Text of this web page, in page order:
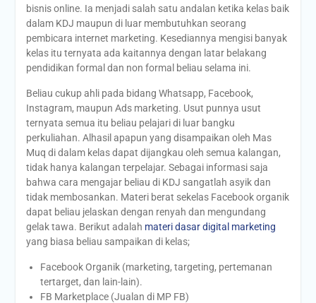
bisnis online. Ia menjadi salah satu andalan ketika kelas baik
dalam KDJ maupun di luar membutuhkan seorang
pembicara internet marketing. Kesediannya mengisi banyak
kelas itu ternyata ada kaitannya dengan latar belakang
pendidikan formal dan non formal beliau selama ini.
Beliau cukup ahli pada bidang Whatsapp, Facebook,
Instagram, maupun Ads marketing. Usut punnya usut
ternyata semua itu beliau pelajari di luar bangku
perkuliahan. Alhasil apapun yang disampaikan oleh Mas
Muq di dalam kelas dapat dijangkau oleh semua kalangan,
tidak hanya kalangan terpelajar. Sebagai informasi saja
bahwa cara mengajar beliau di KDJ sangatlah asyik dan
tidak membosankan. Materi berat sekelas Facebook organik
dapat beliau jelaskan dengan renyah dan mengundang
gelak tawa. Berikut adalah materi dasar digital marketing
yang biasa beliau sampaikan di kelas;
Facebook Organik (marketing, targeting, pertemanan
tertarget, dan lain-lain).
FB Marketplace (Jualan di MP FB)